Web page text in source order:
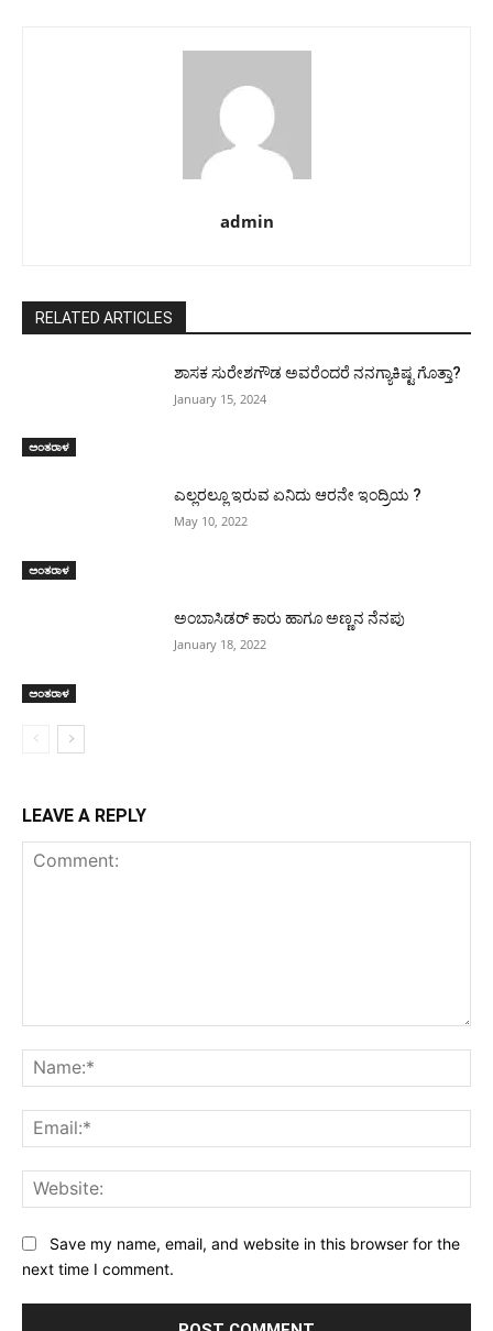
admin
RELATED ARTICLES
ಅಂತರಾಳ
ಶಾಸಕ ಸುರೇಶಗೌಡ ಅವರೆಂದರೆ ನನಗ್ಯಾಕಿಷ್ಟ ಗೊತ್ತಾ?
January 15, 2024
ಅಂತರಾಳ
ಎಲ್ಲರಲ್ಲೂ ಇರುವ ಏನಿದು ಆರನೇ ಇಂದ್ರಿಯ ?
May 10, 2022
ಅಂತರಾಳ
ಅಂಬಾಸಿಡರ್ ಕಾರು ಹಾಗೂ ಅಣ್ಣನ ನೆನಪು
January 18, 2022
LEAVE A REPLY
Save my name, email, and website in this browser for the
next time I comment.